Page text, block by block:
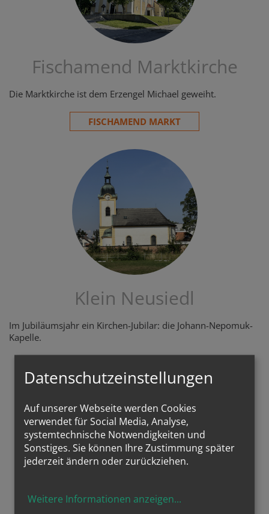
Fischamend Marktkirche
Die Marktkirche ist dem Erzengel Michael geweiht.
FISCHAMEND MARKT
Klein Neusiedl
Im Jubiläumsjahr ein Kirchen-Jubilar: die Johann-Nepomuk-
Kapelle.
Datenschutzeinstellungen
Auf unserer Webseite werden Cookies
verwendet für Social Media, Analyse,
systemtechnische Notwendigkeiten und
Sonstiges. Sie können Ihre Zustimmung später
jederzeit ändern oder zurückziehen.
Weitere Informationen anzeigen...